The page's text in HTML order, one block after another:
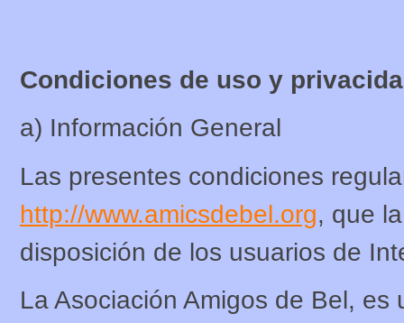
Condiciones de uso y
a) Información General
Las presentes condiciones
http://www.amicsdebel.org, que
disposición de los usuarios de
La Asociación Amigos de Bel,